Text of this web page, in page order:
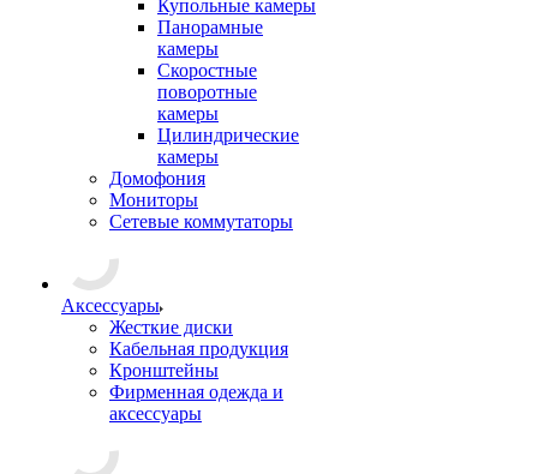
Купольные камеры
Панорамные
камеры
Скоростные
поворотные
камеры
Цилиндрические
камеры
Домофония
Мониторы
Сетевые коммутаторы
Аксессуары
Жесткие диски
Кабельная продукция
Кронштейны
Фирменная одежда и
аксессуары